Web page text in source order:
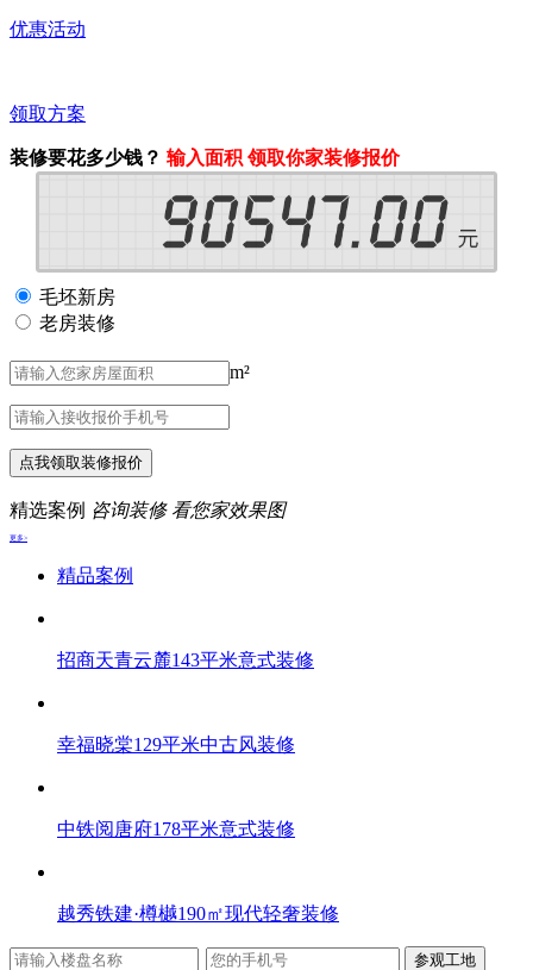
优惠活动
领取方案
装修要花多少钱？ 输入面积 领取你家装修报价
毛坯新房
老房装修
m²
点我领取装修报价
精选案例 咨询装修 看您家效果图
更多>
精品案例
招商天青云麓143平米意式装修
幸福晓棠129平米中古风装修
中铁阅唐府178平米意式装修
越秀铁建·樽樾190㎡现代轻奢装修